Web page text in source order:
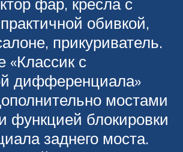
обивкой,
прикуриватель.
«Классик с
дифференциала»
мостами
функцией блокировки
заднего моста.